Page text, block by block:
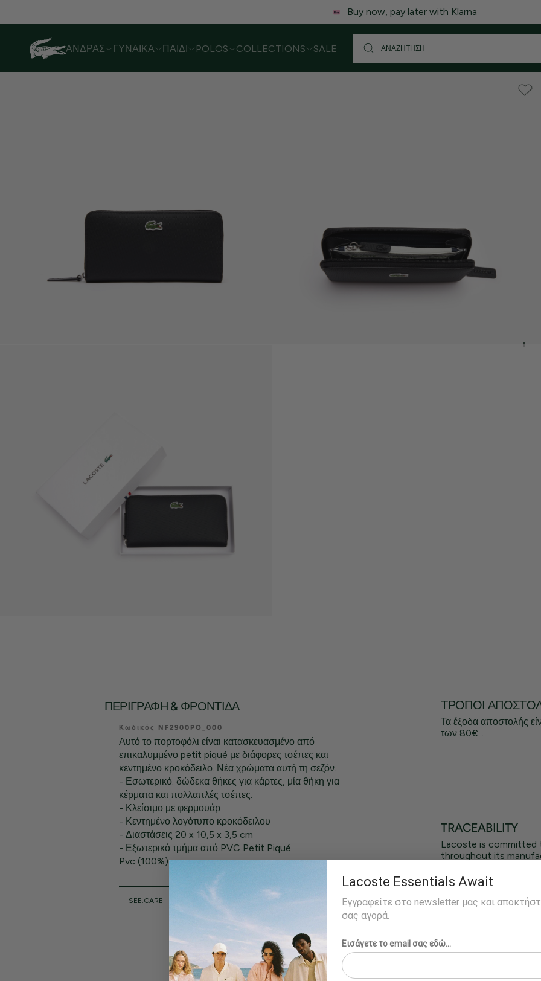
Λόγω αυξημένου όγκου παραγγελιών, ενδέχεται να υπάρξει μικρή καθυστέρηση στις αποστολές.
ΆΝΔΡΑΣ ΓΥΝΑΊΚΑ ΠΑΙΔΊ POLOS COLLECTIONS SALE
ΠΕΡΙΓΡΑΦΉ & ΦΡΟΝΤΊΔΑ
Κωδικός NF2900PO_000
Αυτό το πορτοφόλι είναι κατασκευασμένο από
επικαλυμμένο petit piqué με διάφορες τσέπες και
κεντημένο κροκόδειλο. Νέα χρώματα αυτή τη σεζόν.
- Εσωτερικό: δώδεκα θήκες για κάρτες, μία θήκη για
κέρματα και πολλαπλές τσέπες.
- Κλείσιμο με φερμουάρ
- Κεντημένο λογότυπο κροκόδειλου
- Διαστάσεις 20 x 10,5 x 3,5 cm
- Εξωτερικό τμήμα από PVC Petit Piqué
Pvc (100%)
SEE.CARE
ΤΡΌΠΟΙ
Τα έξοδα αποστολής
των 80€...
TRACEABILITY
Lacoste is
throughout its
Lacoste Essentials Await
Εγγραφείτε στο newsletter μας και
σας αγορά.
Εισάγετε το email σας εδώ...